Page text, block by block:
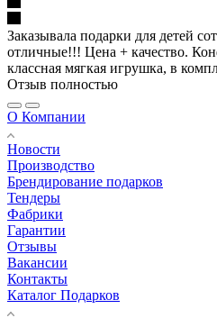
Заказывала подарки для детей
отличные!!! Цена + качество.
классная мягкая игрушка, в
Отзыв полностью
О Компании
Новости
Производство
Брендирование подарков
Тендеры
Фабрики
Гарантии
Отзывы
Вакансии
Контакты
Каталог Подарков